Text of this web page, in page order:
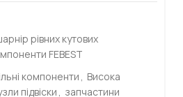
рівних кутових
FEBEST
компоненти , Висока
підвіски , запчастини